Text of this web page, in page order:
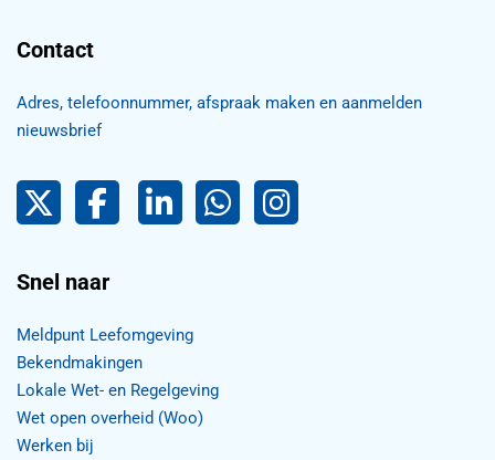
Contact
Adres, telefoonnummer, afspraak maken en aanmelden
nieuwsbrief
Pijnacker-Nootdorp op Twitter
FacebookLinkedIn Pijnacker-Nootdorp,
Pijnacker-Nootdorp WhatsApp
Snel naar
Meldpunt Leefomgeving
Bekendmakingen
Lokale Wet- en Regelgeving
Wet open overheid (Woo)
Werken bij